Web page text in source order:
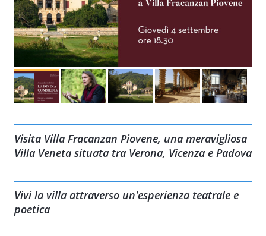
Visita Villa Fracanzan Piovene, una meravigliosa
Villa Veneta situata tra Verona, Vicenza e Padova
Vivi la villa attraverso un'esperienza teatrale e
poetica